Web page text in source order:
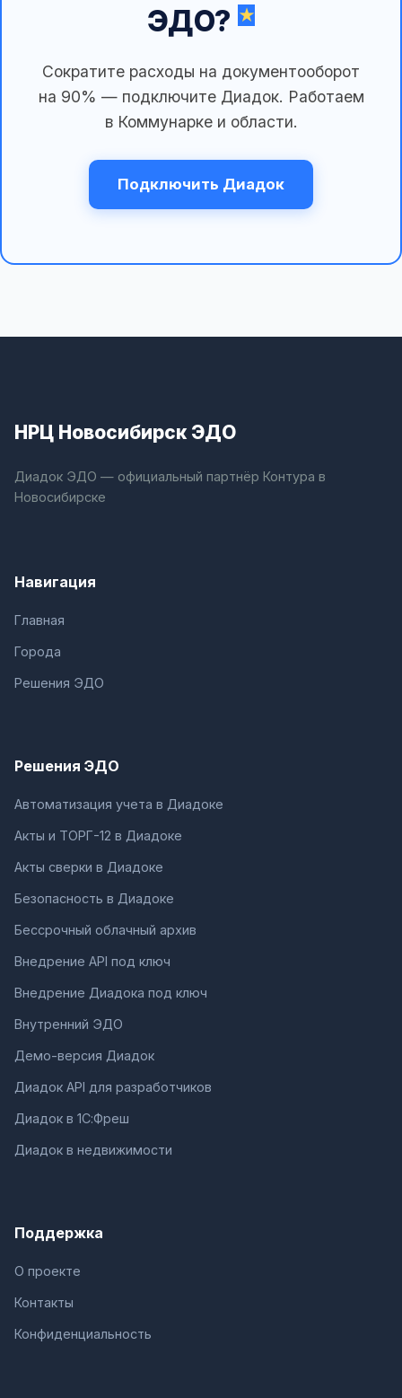
ЭДО?
Сократите расходы на документооборот
на 90% — подключите Диадок. Работаем
в Коммунарке и области.
Подключить Диадок
НРЦ Новосибирск ЭДО
Диадок ЭДО — официальный партнёр Контура в
Новосибирске
Навигация
Главная
Города
Решения ЭДО
Решения ЭДО
Автоматизация учета в Диадоке
Акты и ТОРГ-12 в Диадоке
Акты сверки в Диадоке
Безопасность в Диадоке
Бессрочный облачный архив
Внедрение API под ключ
Внедрение Диадока под ключ
Внутренний ЭДО
Демо-версия Диадок
Диадок API для разработчиков
Диадок в 1С:Фреш
Диадок в недвижимости
Поддержка
О проекте
Контакты
Конфиденциальность